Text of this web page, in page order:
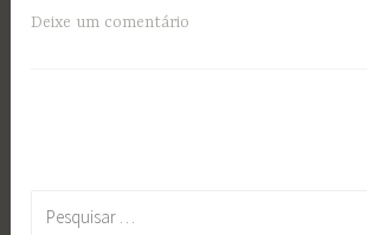
Deixe um comentário